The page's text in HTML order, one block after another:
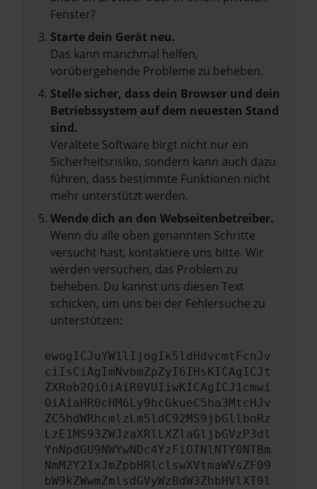
Fenster?
Starte dein Gerät neu.
Das kann manchmal helfen,
vorübergehende Probleme zu beheben.
Stelle sicher, dass dein Browser und dein
Betriebssystem auf dem neuesten Stand
sind.
Veraltete Software birgt nicht nur ein
Sicherheitsrisiko, sondern kann auch dazu
führen, dass bestimmte Funktionen nicht
mehr unterstützt werden.
Wende dich an den Webseitenbetreiber.
Wenn du alle oben genannten Schritte
versucht hast, kontaktiere uns bitte. Wir
werden versuchen, das Problem zu
beheben. Du kannst uns diesen Text
schicken, um uns bei der Fehlersuche zu
unterstützen:
ewogICJuYW1lIjogIk5ldHdvcmtFcnJv
ciIsCiAgImNvbmZpZyI6IHsKICAgICJt
ZXRob2QiOiAiR0VUIiwKICAgICJ1cmwi
OiAiaHR0cHM6Ly9hcGkueC5ha3MtcHJv
ZC5hdWRhcmlzLm5ldC92MS9jbGllbnRz
LzE1MS93ZWJzaXRlLXZlaGljbGVzP3dl
YnNpdGU9NWYwNDc4YzFiOTNlNTY0NTBm
NmM2Y2IxJmZpbHRlclswXVtmaWVsZF09
bW9kZWwmZmlsdGVyWzBdW3ZhbHVlXT0l